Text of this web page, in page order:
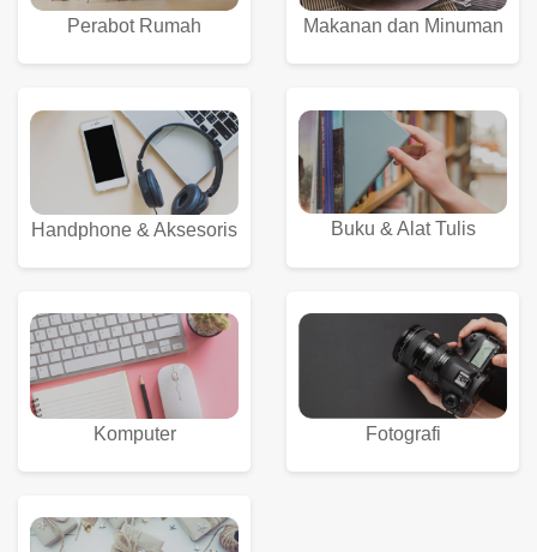
Perabot Rumah Makanan dan Minuman
Handphone & Aksesoris Buku & Alat Tulis
Komputer Fotografi